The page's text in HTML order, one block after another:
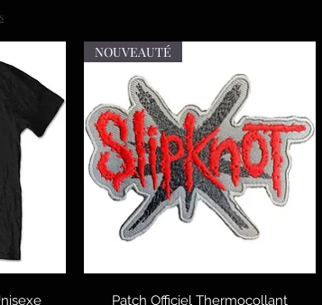
Quick View
NOUVEAUTÉ
Patch Officiel Thermocollant